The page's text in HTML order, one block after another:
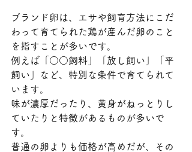
ブランド卵は、エサや飼育方法にこだ
わって育てられた鶏が産んだ卵のこと
を指すことが多いです。
例えば「○○飼料」「放し飼い」「平
飼い」など、特別な条件で育てられて
います。
味が濃厚だったり、黄身がねっとりし
ていたりと特徴があるものが多いで
す。
普通の卵よりも価格が高めだが、その